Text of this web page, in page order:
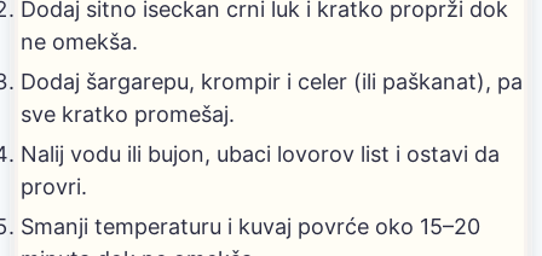
Dodaj sitno iseckan crni luk i kratko proprži dok
ne omekša.
Dodaj šargarepu, krompir i celer (ili paškanat), pa
sve kratko promešaj.
Nalij vodu ili bujon, ubaci lovorov list i ostavi da
provri.
Smanji temperaturu i kuvaj povrće oko 15–20